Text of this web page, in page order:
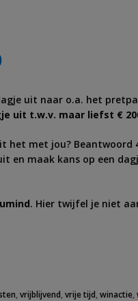
uit naar o.a. het
uit t.w.v. maar liefst €
het met jou? Beantwoord
en maak kans op een
. Hier twijfel je niet
,vrijblijvend ,vrije tijd ,winactie ,